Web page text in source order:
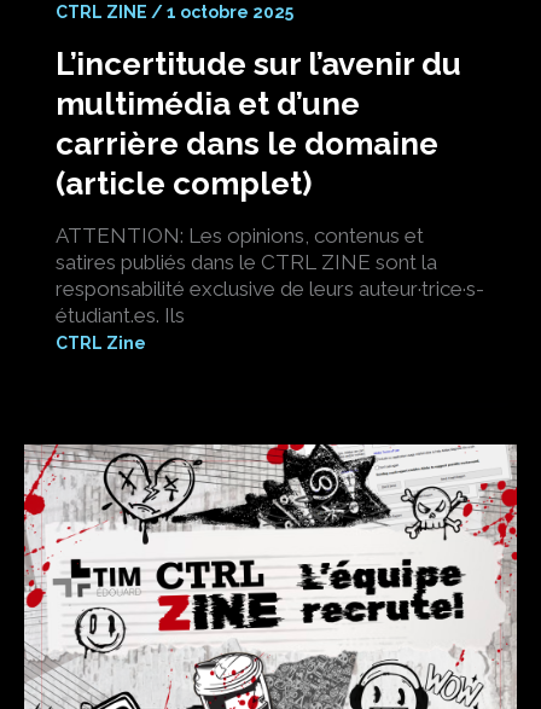
CTRL ZINE /1 octobre 2025
L’incertitude sur l’avenir du
multimédia et d’une
carrière dans le domaine
(article complet)
ATTENTION: Les opinions, contenus et
satires publiés dans le CTRL ZINE sont la
responsabilité exclusive de leurs auteur·trice·s-
étudiant.es. Ils
CTRL Zine